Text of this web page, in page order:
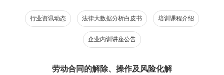
行业资讯动态 法律大数据分析白皮书 培训课程介绍
企业内训讲座公告
劳动合同的解除、操作及风险化解